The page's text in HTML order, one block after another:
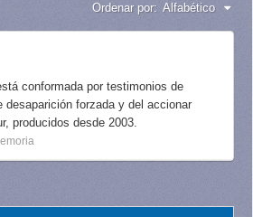
Ordenar por: Alfabético
conformada por testimonios de
forzada y del accionar
producidos desde 2003.